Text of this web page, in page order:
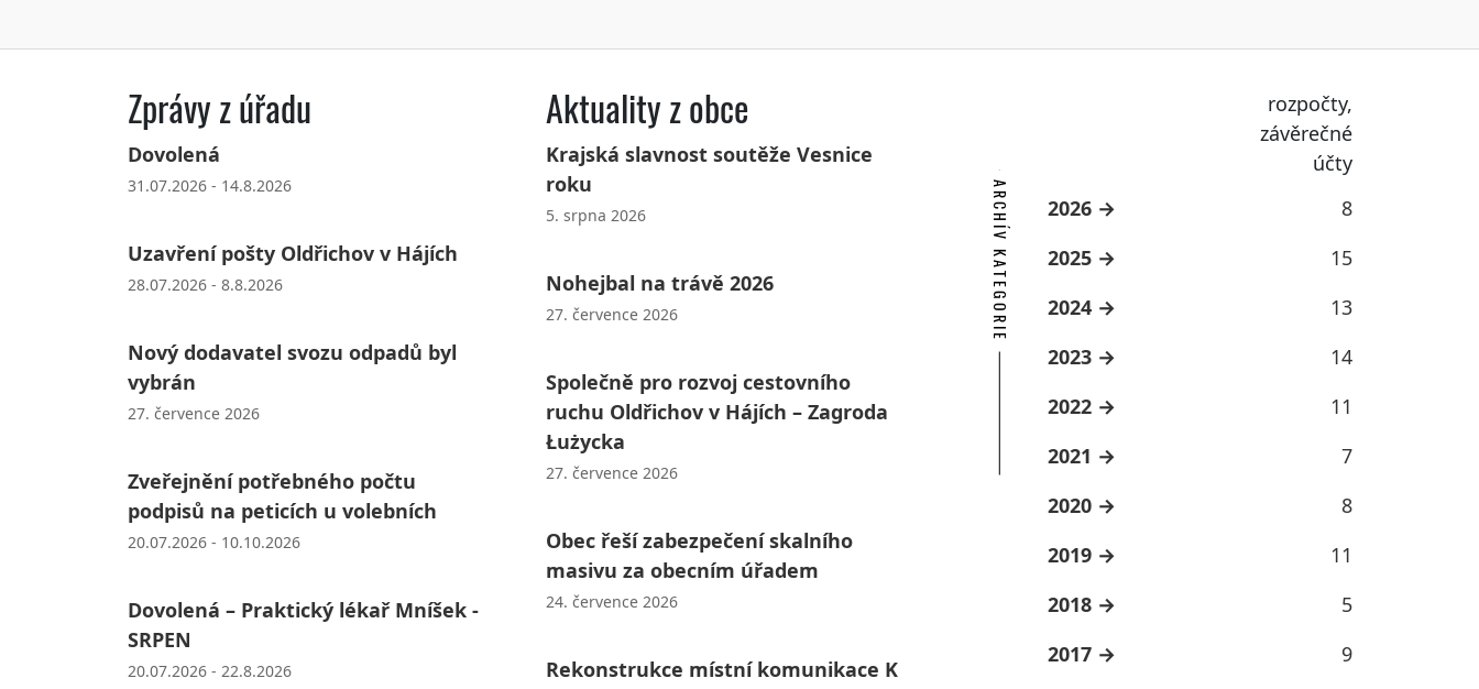
Zprávy z úřadu
Dovolená
31.07.2026 - 14.8.2026
Uzavření pošty Oldřichov v Hájích
28.07.2026 - 8.8.2026
Nový dodavatel svozu odpadů byl
vybrán
27. července 2026
Zveřejnění potřebného počtu
podpisů na peticích u volebních
20.07.2026 - 10.10.2026
Dovolená – Praktický lékař Mníšek -
SRPEN
20.07.2026 - 22.8.2026
Aktuality z obce
Krajská slavnost soutěže Vesnice
roku
5. srpna 2026
Nohejbal na trávě 2026
27. července 2026
Společně pro rozvoj cestovního
ruchu Oldřichov v Hájích – Zagroda
Łużycka
27. července 2026
Obec řeší zabezpečení skalního
masivu za obecním úřadem
24. července 2026
Rekonstrukce místní komunikace K
rozpočty,
závěrečné
účty
ARCHÍV KATEGORIE 2026
8
2025
15
2024
13
2023
14
2022
11
2021
7
2020
8
2019
11
2018
5
2017
9